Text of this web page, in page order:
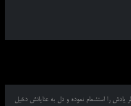
یادش را استشمام نموده و دل به عنایاتش دخیل